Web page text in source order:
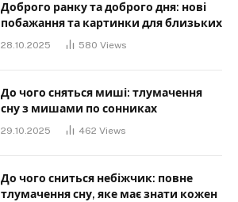
Доброго ранку та доброго дня: нові
побажання та картинки для близьких
28.10.2025 580 Views
До чого сняться миші: тлумачення
сну з мишами по сонниках
29.10.2025 462 Views
До чого сниться небіжчик: повне
тлумачення сну, яке має знати кожен